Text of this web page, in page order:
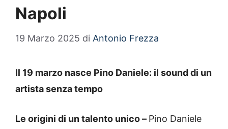
Napoli
19 Marzo 2025 di Antonio Frezza
Il 19 marzo nasce Pino Daniele: il sound di un
artista senza tempo
Le origini di un talento unico – Pino Daniele